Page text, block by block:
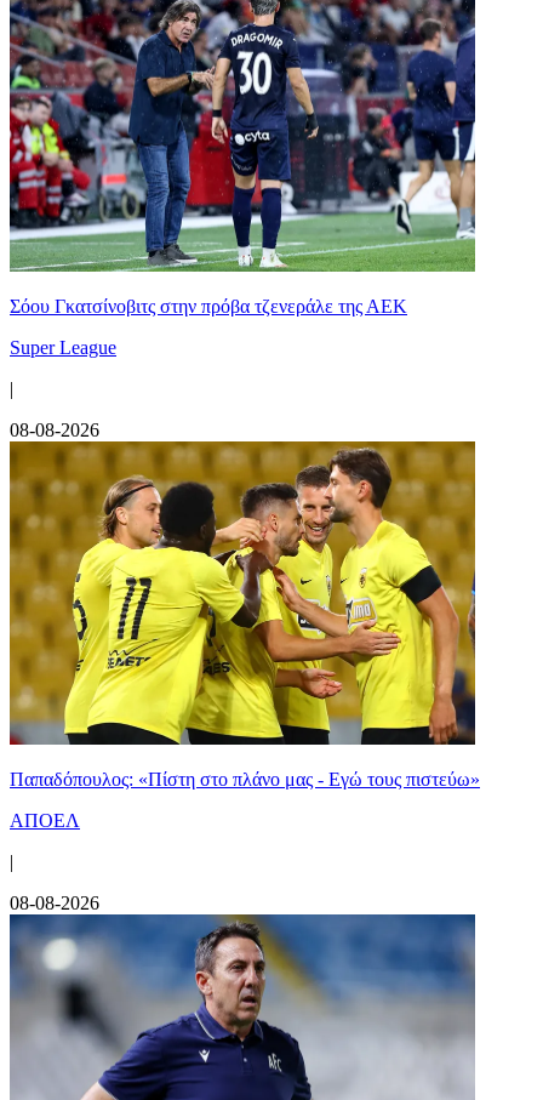
Σόου Γκατσίνοβιτς στην πρόβα τζενεράλε της ΑΕΚ
Super League
|
08-08-2026
Παπαδόπουλος: «Πίστη στο πλάνο μας - Εγώ τους πιστεύω»
ΑΠΟΕΛ
|
08-08-2026